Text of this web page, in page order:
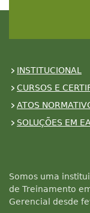
INSTITUCIONAL
CURSOS E
ATOS
SOLUÇÕES EM
Somos uma
de Treinamento
Gerencial desde